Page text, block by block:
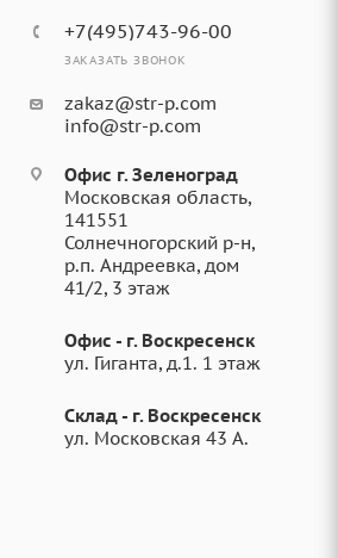
+7(495)743-96-00
ЗАКАЗАТЬ ЗВОНОК
zakaz@str-p.com
info@str-p.com
Офис г. Зеленоград
Московская область,
141551
Солнечногорский р-н,
р.п. Андреевка, дом
41/2, 3 этаж
Офис - г. Воскресенск
ул. Гиганта, д.1. 1 этаж
Склад - г. Воскресенск
ул. Московская 43 А.